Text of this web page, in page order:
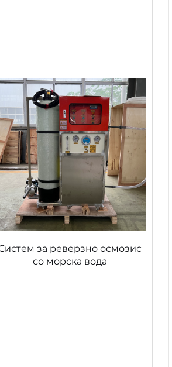
за реверзно осмозис
со морска вода